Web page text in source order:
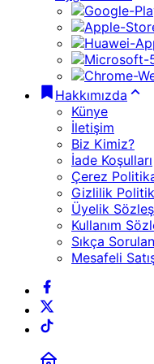
Hakkımızda
Künye
İletişim
Biz Kimiz?
İade Koşulları
Çerez
Gizlilik
Üyelik
Kullanım
Sıkça
Mesafeli